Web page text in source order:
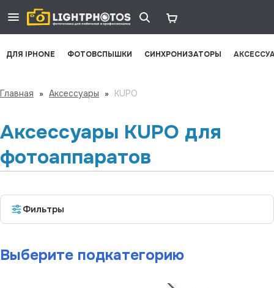
ДЛЯ IPHONE ФОТОВСПЫШКИ СИНХРОНИЗАТОРЫ
Главная » Аксессуары » KUPO
Аксессуары KUPO для
фотоаппаратов
Фильтры
Выберите подкатегорию